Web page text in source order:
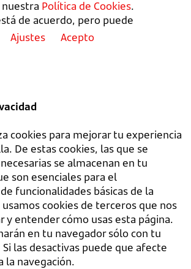
Política de Cookies.
de acuerdo, pero puede
Ajustes Acepto
cookies para mejorar tu experiencia
De estas cookies, las que se
se almacenan en tu
son esenciales para el
funcionalidades básicas de la
cookies de terceros que nos
y entender cómo usas esta página.
en tu navegador sólo con tu
las desactivas puede que afecte
la navegación.